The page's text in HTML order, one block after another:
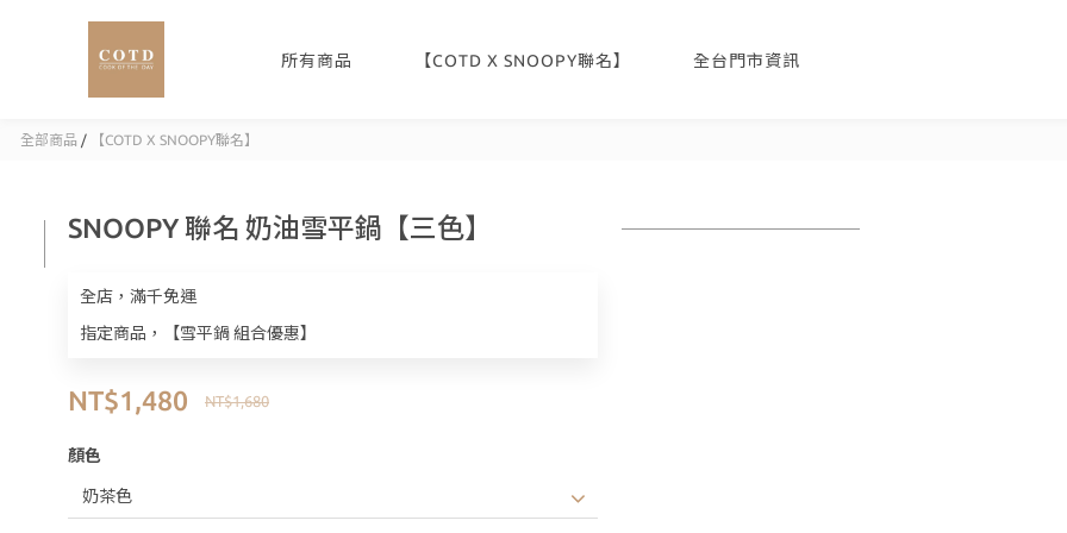
所有商品 【COTD X SNOOPY聯名】 全台門市資訊
全部商品 / 【COTD X SNOOPY聯名】
SNOOPY 聯名 奶油雪平鍋【三色】
全店，滿千免運
指定商品，【雪平鍋 組合優惠】
NT$1,680
NT$1,480
顏色